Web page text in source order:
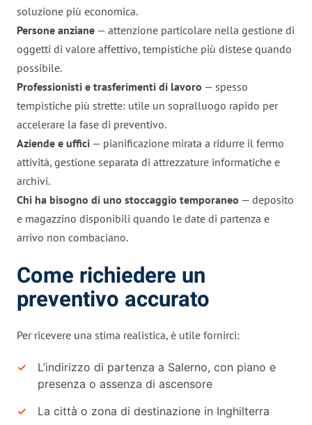
soluzione più economica.
Persone anziane — attenzione particolare nella gestione di
oggetti di valore affettivo, tempistiche più distese quando
possibile.
Professionisti e trasferimenti di lavoro — spesso
tempistiche più strette: utile un sopralluogo rapido per
accelerare la fase di preventivo.
Aziende e uffici — pianificazione mirata a ridurre il fermo
attività, gestione separata di attrezzature informatiche e
archivi.
Chi ha bisogno di uno stoccaggio temporaneo — deposito
e magazzino disponibili quando le date di partenza e
arrivo non combaciano.
Come richiedere un
preventivo accurato
Per ricevere una stima realistica, è utile fornirci:
L’indirizzo di partenza a Salerno, con piano e
presenza o assenza di ascensore
La città o zona di destinazione in Inghilterra